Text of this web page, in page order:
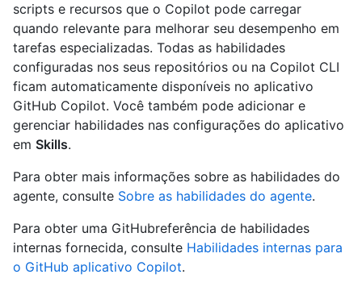
scripts e recursos que o Copilot pode carregar
quando relevante para melhorar seu desempenho em
tarefas especializadas. Todas as habilidades
configuradas nos seus repositórios ou na Copilot CLI
ficam automaticamente disponíveis no aplicativo
GitHub Copilot. Você também pode adicionar e
gerenciar habilidades nas configurações do aplicativo
em Skills.
Para obter mais informações sobre as habilidades do
agente, consulte Sobre as habilidades do agente.
Para obter uma GitHubreferência de habilidades
internas fornecida, consulte Habilidades internas para
o GitHub aplicativo Copilot.